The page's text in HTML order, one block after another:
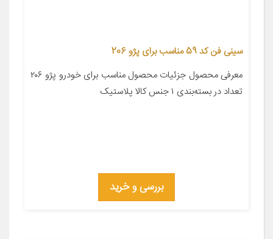
سینی فن کد 59 مناسب برای پژو 206
معرفی محصول جزئیات محصول مناسب برای خودرو پژو ۲۰۶
تعداد در بسته‌بندی ۱ جنس کالا پلاستیک
بررسی و خرید